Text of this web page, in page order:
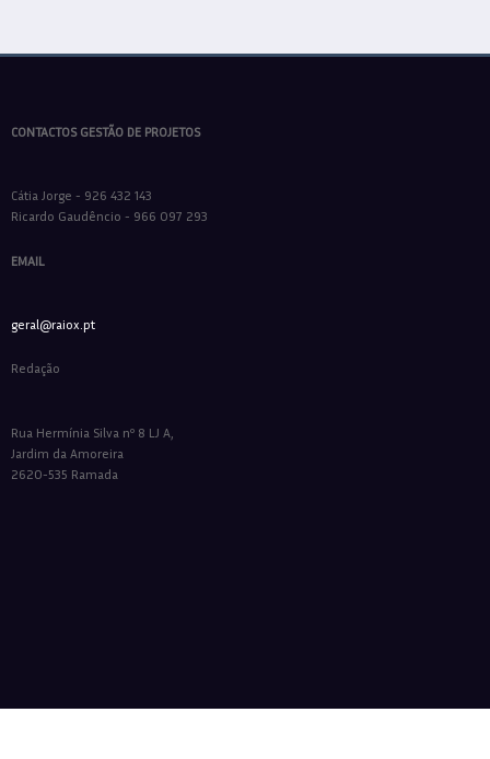
CONTACTOS GESTÃO DE PROJETOS
Cátia Jorge - 926 432 143
Ricardo Gaudêncio - 966 097 293
EMAIL
geral@raiox.pt
Redação
Rua Hermínia Silva nº 8 LJ A,
Jardim da Amoreira
2620-535 Ramada